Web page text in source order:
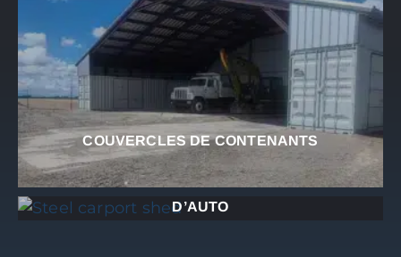
COUVERCLES DE CONTENANTS
COMBOS ABRIS D’AUTO / GARAGE D’ABRI
D’AUTO